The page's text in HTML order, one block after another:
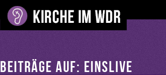
BEITRÄGE AUF: EINSLIVE